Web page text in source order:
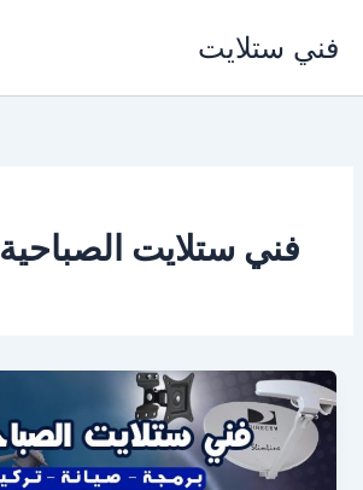
المحتوى
فني ستلايت
فني ستلايت الصباحية